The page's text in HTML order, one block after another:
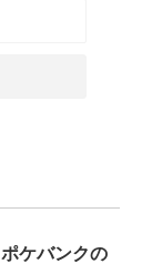
ケバンクの